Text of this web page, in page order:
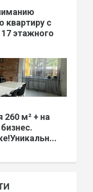
квартиру с
этажного
260 м² + на